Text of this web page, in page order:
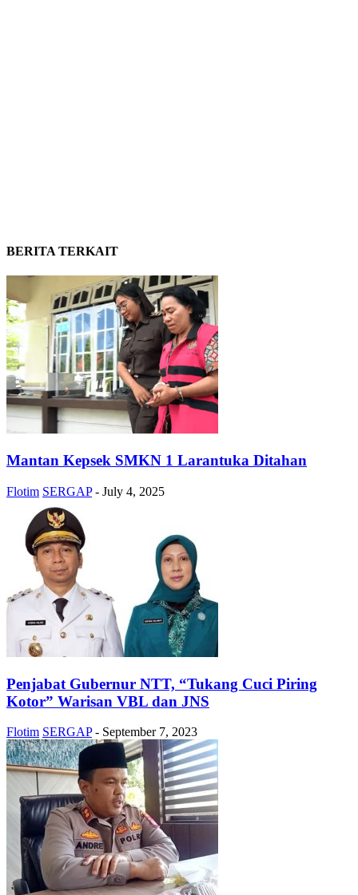
BERITA TERKAIT
Mantan Kepsek SMKN 1 Larantuka Ditahan
Flotim SERGAP - July 4, 2025
Penjabat Gubernur NTT, “Tukang Cuci Piring
Kotor” Warisan VBL dan JNS
Flotim SERGAP - September 7, 2023